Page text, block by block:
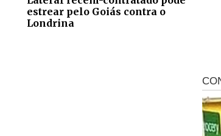
estrear pelo Goiás contra o
Londrina